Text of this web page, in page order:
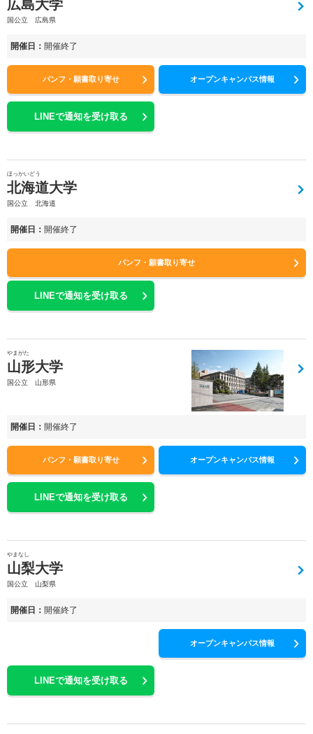
広島大学
国公立 広島県
開催日： 開催終了
パンフ・願書取り寄せ オープンキャンパス情報
LINEで通知を受け取る
ほっかいどう
北海道大学
国公立 北海道
開催日： 開催終了
パンフ・願書取り寄せ
LINEで通知を受け取る
やまがた
山形大学
国公立 山形県
開催日： 開催終了
パンフ・願書取り寄せ オープンキャンパス情報
LINEで通知を受け取る
やまなし
山梨大学
国公立 山梨県
開催日： 開催終了
オープンキャンパス情報
LINEで通知を受け取る